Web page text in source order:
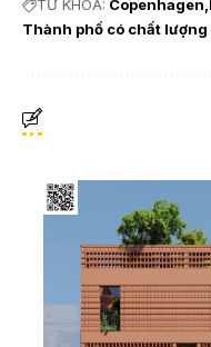
TỪ KHÓA: Copenhagen
Thành phố có chất